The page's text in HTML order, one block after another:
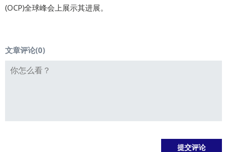
(OCP)全球峰会上展示其进展。
文章评论(0)